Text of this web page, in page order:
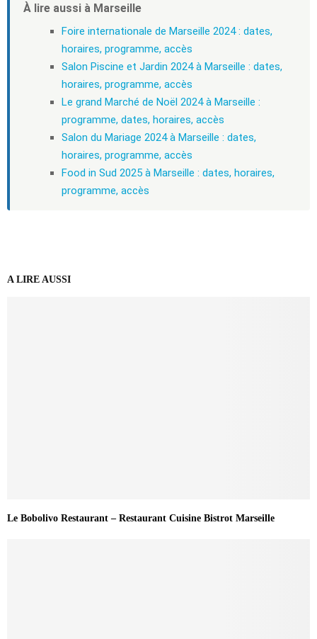
À lire aussi à Marseille
Foire internationale de Marseille 2024 : dates,
horaires, programme, accès
Salon Piscine et Jardin 2024 à Marseille : dates,
horaires, programme, accès
Le grand Marché de Noël 2024 à Marseille :
programme, dates, horaires, accès
Salon du Mariage 2024 à Marseille : dates,
horaires, programme, accès
Food in Sud 2025 à Marseille : dates, horaires,
programme, accès
A LIRE AUSSI
Le Bobolivo Restaurant – Restaurant Cuisine Bistrot Marseille